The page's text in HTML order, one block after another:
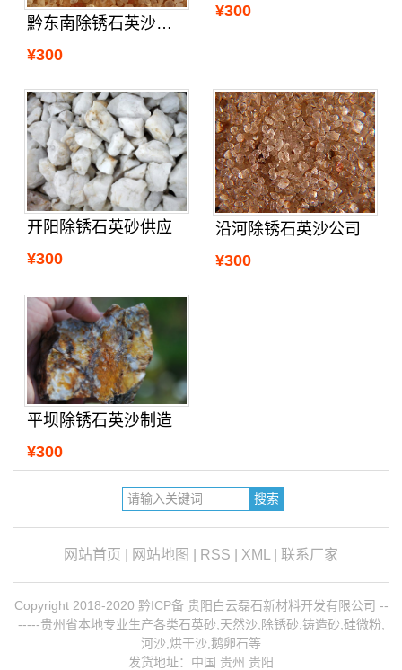
黔东南除锈石英沙便宜
¥300
¥300
开阳除锈石英砂供应
¥300
沿河除锈石英沙公司
¥300
平坝除锈石英沙制造
¥300
网站首页 网站地图 RSS XML 联系厂家
Copyright 2018-2020 黔ICP备 贵阳白云磊石新材料开发有限公司 --
-----贵州省本地专业生产各类石英砂,天然沙,除锈砂,铸造砂,硅微粉,
河沙,烘干沙,鹅卵石等
发货地址：中国 贵州 贵阳